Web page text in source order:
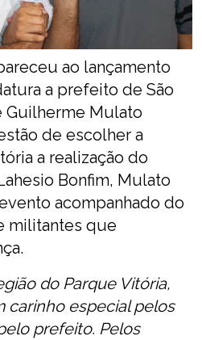
ao lançamento
a prefeito de São
Guilherme Mulato
de escolher a
a realização do
Bonfim, Mulato
acompanhado do
militantes que
do Parque Vitória,
carinho especial pelos
prefeito. Pelos